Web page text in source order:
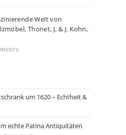
Welt von
Thonet, J. & J. Kohn,
um 1620 – Echtheit &
echte Patina Antiquitäten